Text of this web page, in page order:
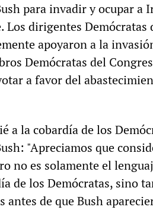
para invadir y ocupar a
dirigentes Demócratas
apoyaron a la
Demócratas del
a favor del
a la cobardía de los
"Apreciamos que
no es solamente el
de los Demócratas, sino
de que Bush